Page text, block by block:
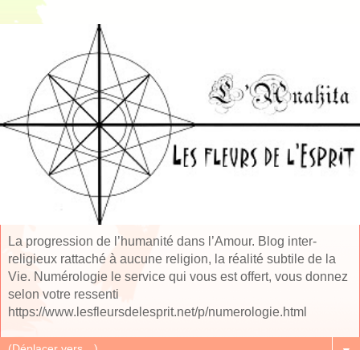
La progression de l’humanité dans l’Amour. Blog inter-
religieux rattaché à aucune religion, la réalité subtile de la
Vie. Numérologie le service qui vous est offert, vous donnez
selon votre ressenti
https://www.lesfleursdelesprit.net/p/numerologie.html